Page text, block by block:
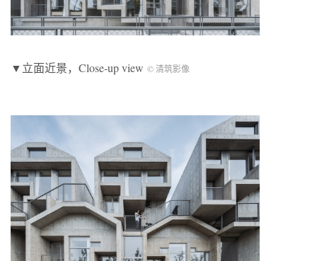
▼立面近景，Close-up view © 清筑影像